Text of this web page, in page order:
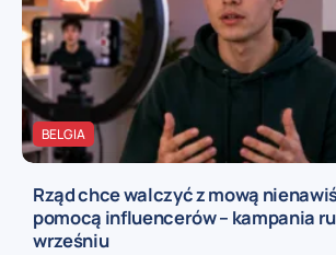
BELGIA
Rząd chce walczyć z mową
pomocą influencerów – kampania
wrześniu